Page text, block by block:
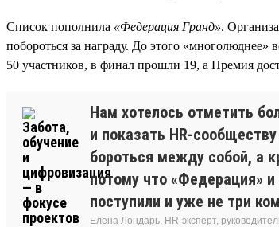
Список пополнила «Федерация Гранд».
побороться за награду. До этого
50 участников, в финал прошли 19, а Премия
Нам хотелось отметить
и показать HR-
бороться между собой, а
потому что «Федерация»
поступили и уже не три
Елена Лондарь, HR-эксперт,